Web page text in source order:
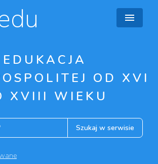
EDUKACJA
OD XVI
XVIII WIEKU
Szukaj w serwisie